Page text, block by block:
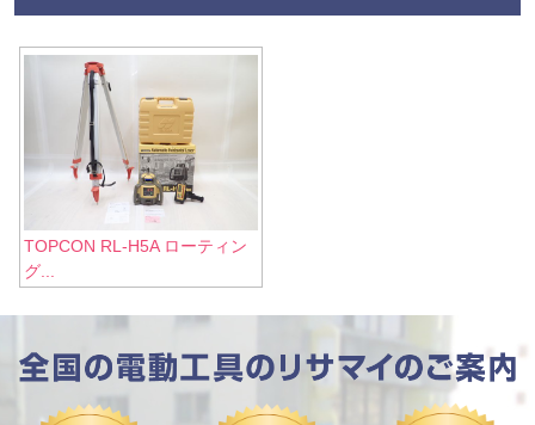
TOPCON RL-H5A ローティン
グ...